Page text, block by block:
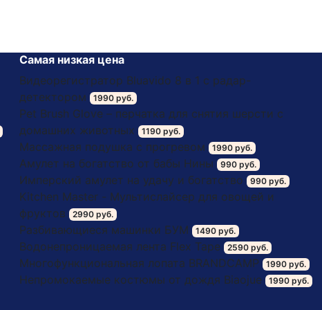
Самая низкая цена
Видеорегистратор Bluavido 8 в 1 с радар-
детектором
1990 руб.
Pet Brush Glove – перчатка для снятия шерсти с
домашних животных
1190 руб.
Массажная подушка с прогревом 1990 руб.
Амулет на богатство от бабы Нины 990 руб.
Имперский амулет на удачу и богатство 990 руб.
Kitchen Master - Мультислайсер для овощей и
фруктов
2990 руб.
Разбивающиеся машинки БУМ 1490 руб.
Водонепроницаемая лента Flex Tape 2590 руб.
Многофункциональная лопата BRANDCAMP 1990 руб.
Непромокаемые костюмы от дождя Biaojue 1990 руб.